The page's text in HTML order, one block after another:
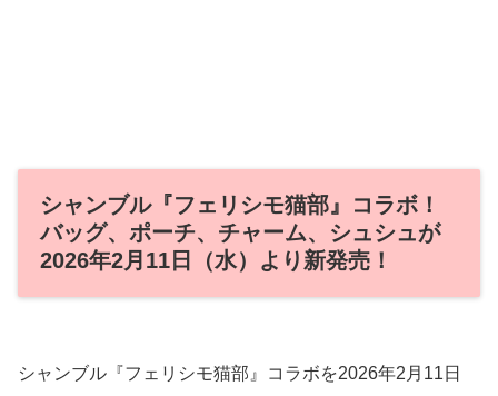
シャンブル『フェリシモ猫部』コラボ！
バッグ、ポーチ、チャーム、シュシュが
2026年2月11日（水）より新発売！
シャンブル『フェリシモ猫部』コラボを2026年2月11日